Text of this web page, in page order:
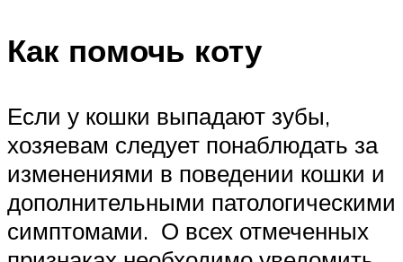
Как помочь коту
Если у кошки выпадают зубы,
хозяевам следует понаблюдать за
изменениями в поведении кошки и
дополнительными патологическими
симптомами. О всех отмеченных